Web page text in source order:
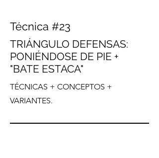
Técnica #23
TRIÁNGULO DEFENSAS:
PONIÉNDOSE DE PIE +
"BATE ESTACA"
TÉCNICAS + CONCEPTOS +
VARIANTES.